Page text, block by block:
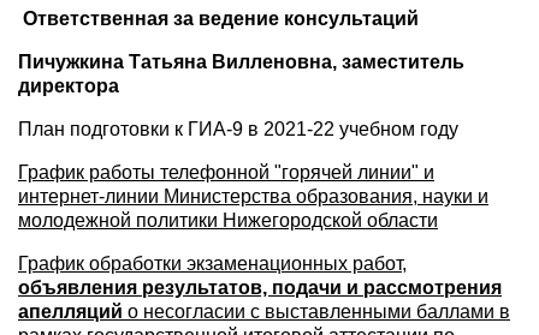
Ответственная за ведение консультаций
Пичужкина Татьяна Вилленовна, заместитель
директора
План подготовки к ГИА-9 в 2021-22 учебном году
График работы телефонной "горячей линии" и
интернет-линии Министерства образования, науки и
молодежной политики Нижегородской области
График обработки экзаменационных работ,
объявления результатов, подачи и рассмотрения
апелляций о несогласии с выставленными баллами в